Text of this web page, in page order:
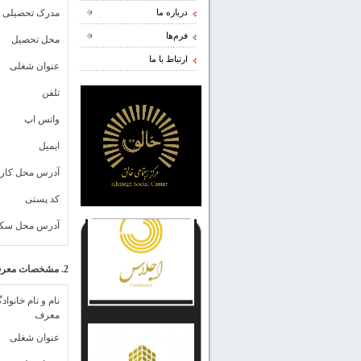
درباره ما
فرم‌ها
ارتباط با ما
مدرک تحصیلی
محل تحصیل
عنوان شغلی
تلفن
واتس اپ
ایمیل
آدرس محل کار
کد پستی
آدرس محل
2. مشخصات معرف
نام و نام
معرف
عنوان شغلی